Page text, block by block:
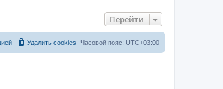
Перейти
Часовой пояс: UTC+03:00
Удалить cookies